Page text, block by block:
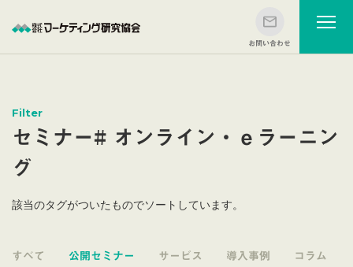
Filter
セミナー# オンライン・ｅラーニン
グ
該当のタグがついたものでソートしています。
すべて 公開セミナー サービス 導入事例 コラム